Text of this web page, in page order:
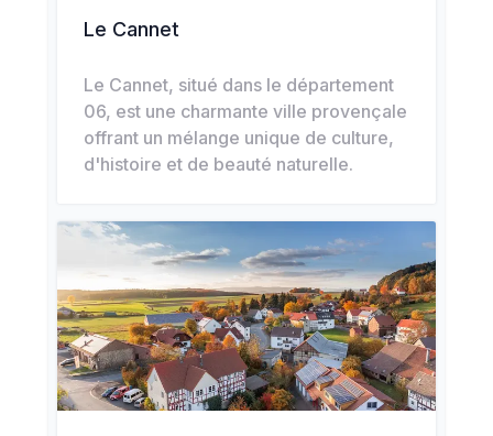
Le Cannet
Le Cannet, situé dans le département
06, est une charmante ville provençale
offrant un mélange unique de culture,
d'histoire et de beauté naturelle.